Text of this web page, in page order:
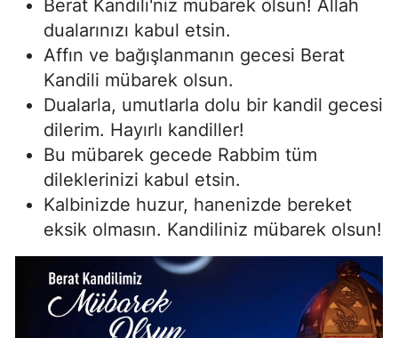
Berat Kandili'niz mübarek olsun! Allah
dualarınızı kabul etsin.
Affın ve bağışlanmanın gecesi Berat
Kandili mübarek olsun.
Dualarla, umutlarla dolu bir kandil gecesi
dilerim. Hayırlı kandiller!
Bu mübarek gecede Rabbim tüm
dileklerinizi kabul etsin.
Kalbinizde huzur, hanenizde bereket
eksik olmasın. Kandiliniz mübarek olsun!